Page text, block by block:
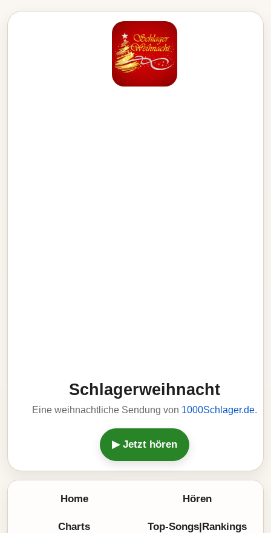
Schlagerweihnacht
Eine weihnachtliche Sendung von 1000Schlager.de.
▶ Jetzt hören
Home Hören
Charts Top-Songs|Rankings